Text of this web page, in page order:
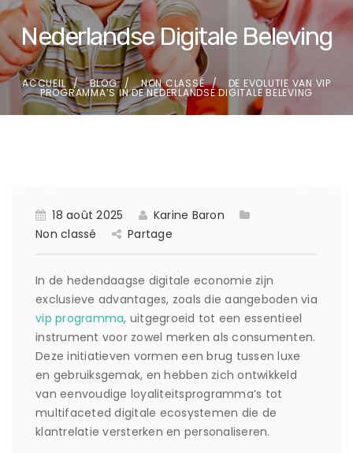
Nederlandse Digitale Beleving
ACCUEIL BLOG NON CLASSÉ DE EVOLUTIE VAN VIP
PROGRAMMA’S IN DE NEDERLANDSE DIGITALE BELEVING
18 août 2025
Karine Baron
Non classé
Partage
In de hedendaagse digitale economie zijn
exclusieve advantages, zoals die aangeboden via
vip programma, uitgegroeid tot een essentieel
instrument voor zowel merken als consumenten.
Deze initiatieven vormen een brug tussen luxe
en gebruiksgemak, en hebben zich ontwikkeld
van eenvoudige loyaliteitsprogramma’s tot
multifaceted digitale ecosystemen die de
klantrelatie versterken en personaliseren.